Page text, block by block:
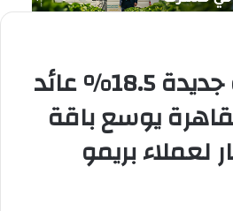
اطلاق شهادة جديدة 18.5% عائد
يوسع باقة
لعملاء بريمو